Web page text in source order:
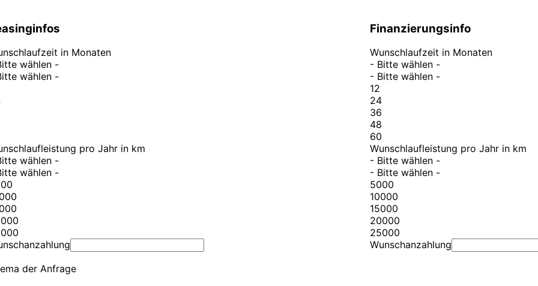
in Monaten
wählen -
wählen -
pro Jahr in km
wählen -
wählen -
Finanzierungsinfo
Wunschlaufzeit in Monaten
- Bitte wählen -
- Bitte wählen -
12
24
36
48
60
Wunschlaufleistung pro Jahr in km
- Bitte wählen -
- Bitte wählen -
5000
10000
15000
20000
25000
Wunschanzahlung
der Anfrage